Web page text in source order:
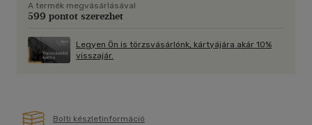
A termék megvásárlásával
599 pontot szerezhet
Legyen Ön is törzsvásárlónk, kártyájára akár 10%
visszajár.
Bolti készletinformáció